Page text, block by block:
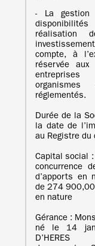
- La
réalisation
compte, à
réservée
réglementés.
Durée de la
la date de
au Registre du
Capital social
concurrence
d’apports en
de 274 900,00
en nature
Gérance :
né le 14
D’HERES